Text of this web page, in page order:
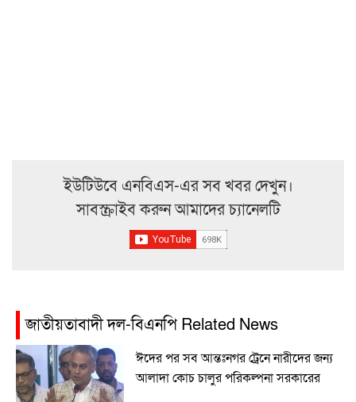
ইউটিউবে এনবিএস-এর সব খবর দেখুন।
সাবস্ক্রাইব করুন আমাদের চ্যানেলটি
জাতীয়তাবাদী দল-বিএনপি Related News
ঈদের পর সব আন্তঃনগর ট্রেনে নারীদের জন্য
আলাদা কোচ চালুর পরিকল্পনা সরকারের